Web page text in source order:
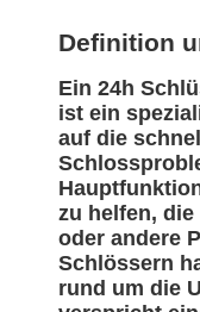
Definition
Ein 24h
ist ein
auf die
zu helfen,
oder andere
Schlössern
rund um die